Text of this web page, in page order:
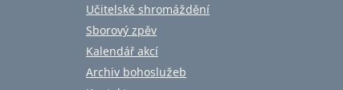
Učitelské shromáždění
Sborový zpěv
Kalendář akcí
Archiv bohoslužeb